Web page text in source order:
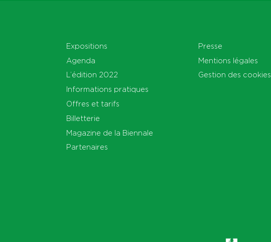
Expositions
Agenda
L’édition 2022
Informations pratiques
Offres et tarifs
Billetterie
Magazine de la Biennale
Partenaires
Presse
Mentions légales
Gestion des cookies